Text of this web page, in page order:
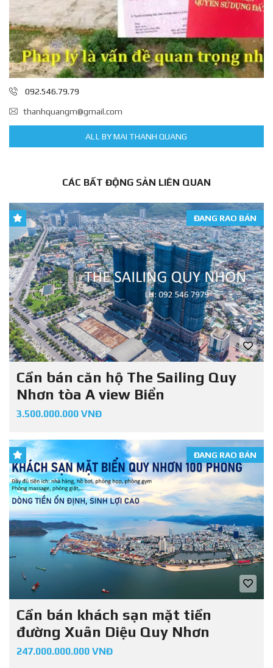
092.546.79.79
thanhquangm@gmail.com
ALL BY MAI THANH QUANG
CÁC BẤT ĐỘNG SẢN LIÊN QUAN
ĐANG RAO BÁN
Cần bán căn hộ The Sailing Quy
Nhơn tòa A view Biển
3.500.000.000 VNĐ
ĐANG RAO BÁN
Cần bán khách sạn mặt tiền
đường Xuân Diệu Quy Nhơn
247.000.000.000 VNĐ